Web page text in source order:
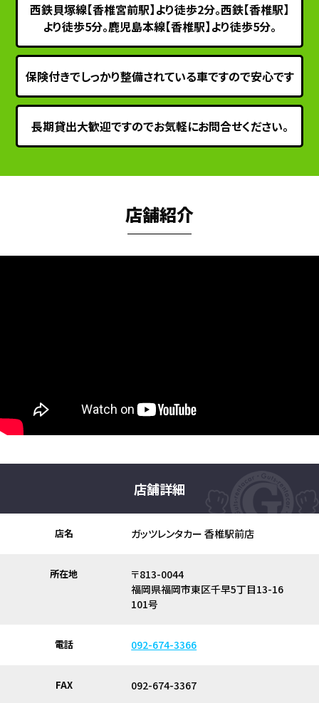
西鉄貝塚線【香椎宮前駅】より徒歩2分。西鉄【香椎駅】
より徒歩5分。鹿児島本線【香椎駅】より徒歩5分。
保険付きでしっかり整備されている車ですので安心です
長期貸出大歓迎ですのでお気軽にお問合せください。
店舗紹介
店舗詳細
店名 ガッツレンタカー 香椎駅前店
所在地
〒813-0044
福岡県福岡市東区千早5丁目13-16
101号
電話 092-674-3366
FAX 092-674-3367